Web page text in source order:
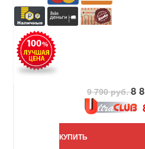
9 790 руб.8
КУПИТЬ